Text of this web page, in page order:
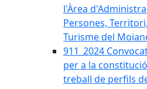
l'Àrea
Persones,
Turisme del
911_2024
per a la
treball de perfils